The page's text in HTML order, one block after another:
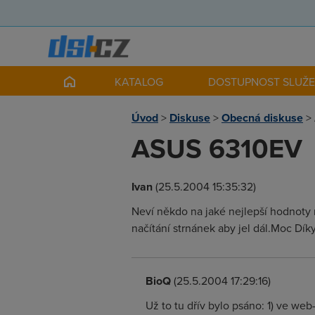
KATALOG DOSTUPNOST
Úvod> Diskuse>Obecná diskuse>
ASUS 6310EV
Ivan(25.5.2004 15:35:32)
Neví někdo na jaké nejlepší
načítání strnánek aby jel dál.Moc
BioQ(25.5.2004 17:29:16)
Už to tu dřív bylo psáno: 1) ve